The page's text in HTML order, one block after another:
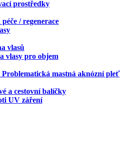
prostředky
/ regenerace
vlasů
vlasy pro objem
Problematická mastná aknózní pleť
a cestovní balíčky
UV záření